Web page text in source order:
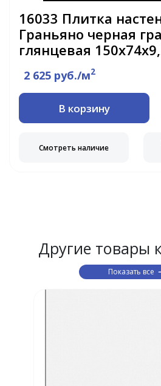
16033 Плитка
Граньяно черная
глянцевая
2 625 руб./м2
В корзину
Смотреть наличие
Другие товары
Показать все